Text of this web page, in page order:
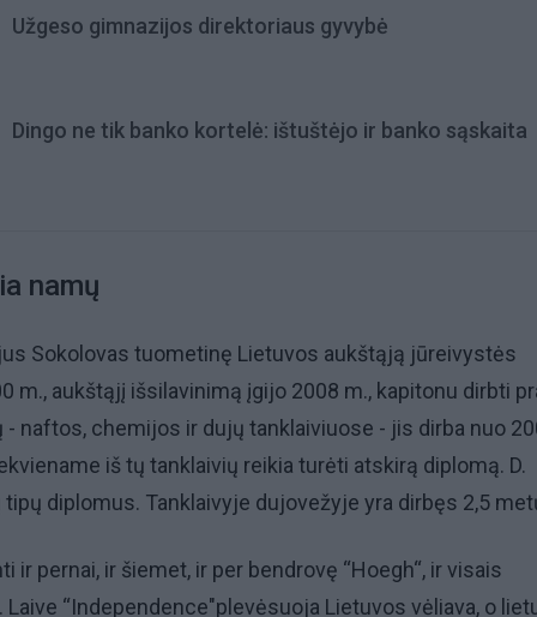
Užgeso gimnazijos direktoriaus gyvybė
Dingo ne tik banko kortelė: ištuštėjo ir banko sąskaita
namų
Sokolovas tuometinę Lietuvos aukštąją jūreivystės
m., aukštąjį išsilavinimą įgijo 2008 m., kapitonu dirbti
- naftos, chemijos ir dujų tanklaiviuose - jis dirba nuo
iš tų tanklaivių reikia turėti atskirą diplomą. D.
diplomus. Tanklaivyje dujovežyje yra dirbęs 2,5
ir pernai, ir šiemet, ir per bendrovę “Hoegh“, ir visais
“Independence"plevėsuoja Lietuvos vėliava, o